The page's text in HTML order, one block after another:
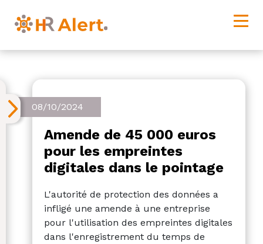
08/10/2024
Amende de 45 000 euros
pour les empreintes
digitales dans le pointage
L'autorité de protection des données a
infligé une amende à une entreprise
pour l'utilisation des empreintes digitales
dans l'enregistrement du temps de